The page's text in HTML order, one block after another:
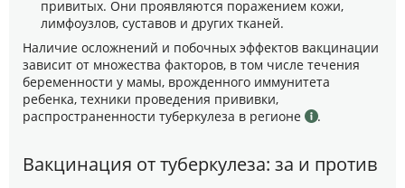
привитых. Они проявляются поражением кожи,
лимфоузлов, суставов и других тканей.
Наличие осложнений и побочных эффектов вакцинации
зависит от множества факторов, в том числе течения
беременности у мамы, врожденного иммунитета
ребенка, техники проведения прививки,
распространенности туберкулеза в регионе
.
Вакцинация от туберкулеза: за и против